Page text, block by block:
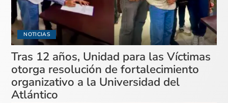
NOTICIAS
Tras 12 años, Unidad para las Víctimas
otorga resolución de fortalecimiento
organizativo a la Universidad del
Atlántico